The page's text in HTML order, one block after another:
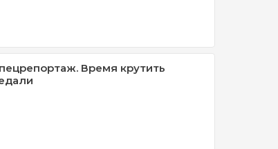
Время крутить